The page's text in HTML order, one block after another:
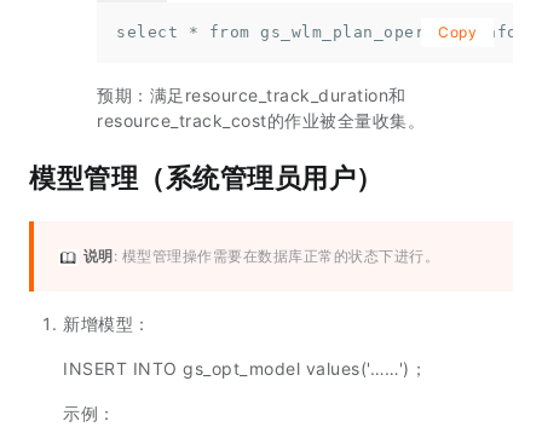
select * from gs_wlm_plan_operator_info;
Copy
预期：满足resource_track_duration和
resource_track_cost的作业被全量收集。
模型管理（系统管理员用户）
说明 : 模型管理操作需要在数据库正常的状态下进行。
新增模型：
INSERT INTO gs_opt_model values('……')；
示例：